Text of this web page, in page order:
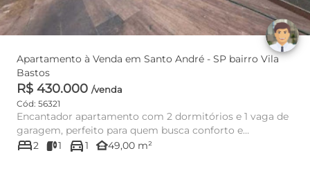
Apartamento à Venda em Santo André - SP bairro Vila
Bastos
R$ 430.000 /venda
Cód: 56321
Encantador apartamento com 2 dormitórios e 1 vaga de
garagem, perfeito para quem busca conforto e
praticidade. Com uma ...
bed2 1 directions_car1 other_houses49,00 m²